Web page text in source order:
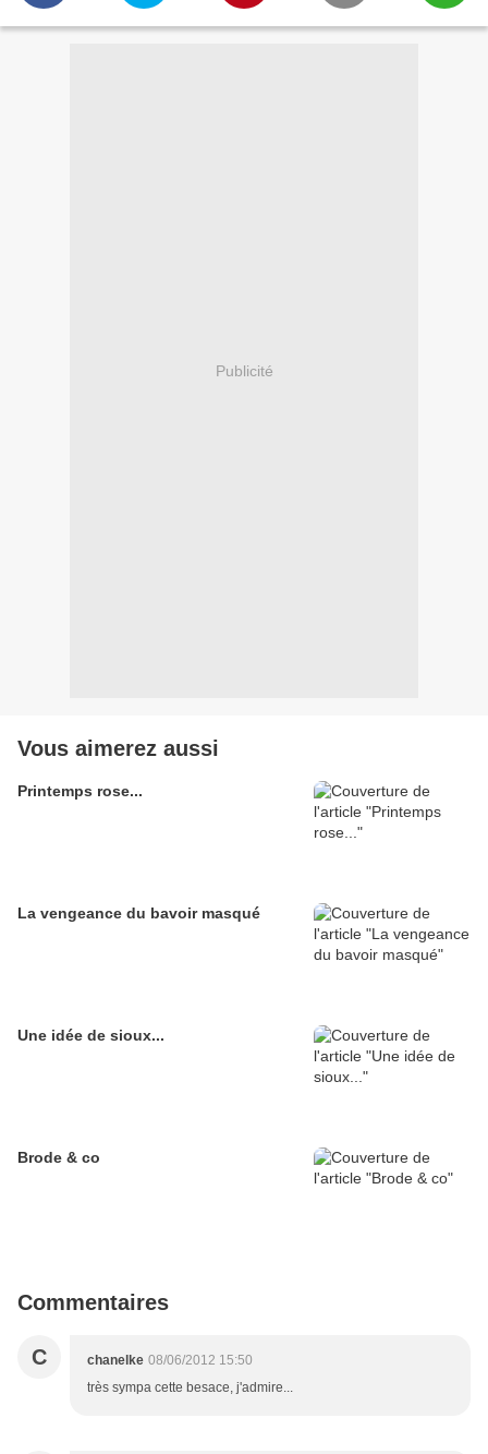
Publicité
Vous aimerez aussi
Printemps rose...
La vengeance du bavoir masqué
Une idée de sioux...
Brode & co
Commentaires
C chanelke 08/06/2012 15:50
très sympa cette besace, j'admire...